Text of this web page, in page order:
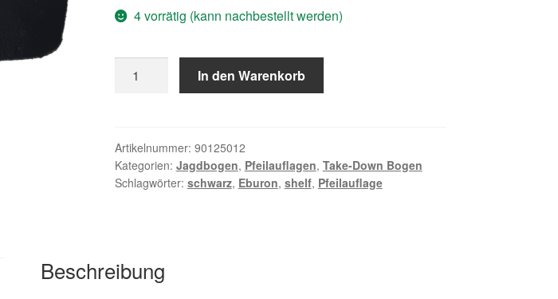
4 vorrätig (kann nachbestellt werden)
Leder
Pfeilauflage
Menge
In den Warenkorb
Artikelnummer: 90125012
Kategorien: Jagdbogen, Pfeilauflagen, Take-Down Bogen
Schlagwörter: schwarz, Eburon, shelf, Pfeilauflage
Beschreibung